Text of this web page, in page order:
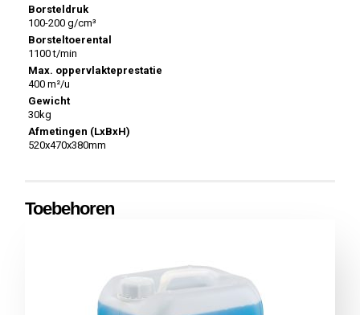
Borsteldruk
100-200 g/cm³
Borsteltoerental
1100 t/min
Max. oppervlakteprestatie
400 m²/u
Gewicht
30kg
Afmetingen (LxBxH)
520x470x380mm
Toebehoren